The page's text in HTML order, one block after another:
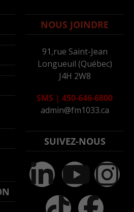
NOUS JOINDRE
91,rue Saint-Jean
Longueuil (Québec)
J4H 2W8
SMS | 450-646-6800
admin@fm1033.ca
SUIVEZ-NOUS